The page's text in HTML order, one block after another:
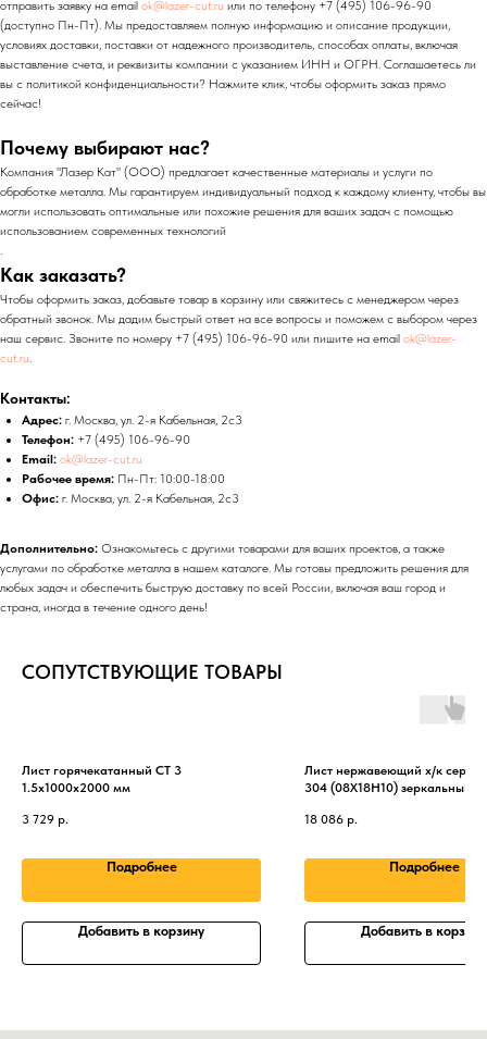
отправить заявку на email ok@lazer-cut.ru или по телефону +7 (495) 106-96-90
(доступно Пн-Пт). Мы предоставляем полную информацию и описание продукции,
условиях доставки, поставки от надежного производитель, способах оплаты, включая
выставление счета, и реквизиты компании с указанием ИНН и ОГРН. Соглашаетесь ли
вы с политикой конфиденциальности? Нажмите клик, чтобы оформить заказ прямо
сейчас!
Почему выбирают нас?
Компания "Лазер Кат" (ООО) предлагает качественные материалы и услуги по
обработке металла. Мы гарантируем индивидуальный подход к каждому клиенту, чтобы вы
могли использовать оптимальные или похожие решения для ваших задач с помощью
использованием современных технологий
.
Как заказать?
Чтобы оформить заказ, добавьте товар в корзину или свяжитесь с менеджером через
обратный звонок. Мы дадим быстрый ответ на все вопросы и поможем с выбором через
наш сервис. Звоните по номеру +7 (495) 106-96-90 или пишите на email ok@lazer-
cut.ru.
Контакты:
Адрес: г. Москва, ул. 2-я Кабельная, 2с3
Телефон: +7 (495) 106-96-90
Email: ok@lazer-cut.ru
Рабочее время: Пн-Пт: 10:00-18:00
Офис: г. Москва, ул. 2-я Кабельная, 2с3
Дополнительно: Ознакомьтесь с другими товарами для ваших проектов, а также
услугами по обработке металла в нашем каталоге. Мы готовы предложить решения для
любых задач и обеспечить быструю доставку по всей России, включая ваш город и
страна, иногда в течение одного день!
СОПУТСТВУЮЩИЕ ТОВАРЫ
Лист горячекатанный СТ 3
1.5х1000х2000 мм
3 729 р.
Подробнее
Добавить в корзину
Лист нержавеющий х/к
304 (08Х18Н10) зеркальный
18 086 р.
Подробнее
Добавить в корзину